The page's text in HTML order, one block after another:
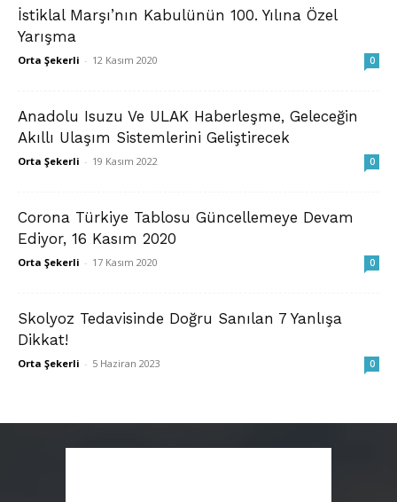
İstiklal Marşı’nın Kabulünün 100. Yılına Özel
Yarışma
Orta Şekerli - 12 Kasım 2020 0
Anadolu Isuzu Ve ULAK Haberleşme, Geleceğin
Akıllı Ulaşım Sistemlerini Geliştirecek
Orta Şekerli - 19 Kasım 2022 0
Corona Türkiye Tablosu Güncellemeye Devam
Ediyor, 16 Kasım 2020
Orta Şekerli - 17 Kasım 2020 0
Skolyoz Tedavisinde Doğru Sanılan 7 Yanlışa
Dikkat!
Orta Şekerli - 5 Haziran 2023 0